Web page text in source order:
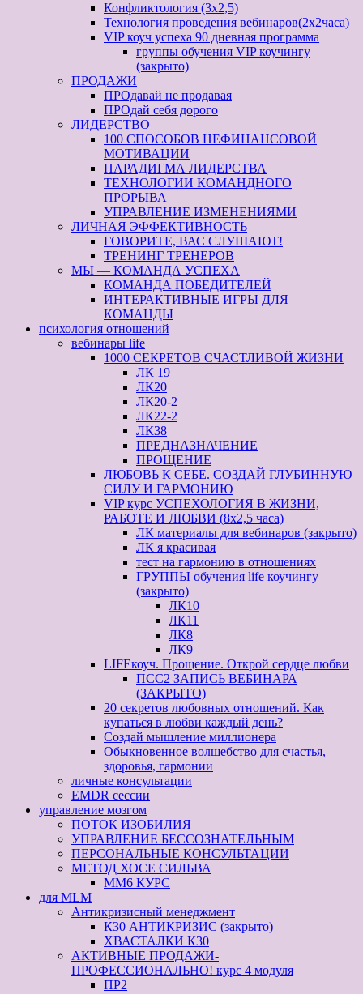
Конфликтология (3х2,5)
Технология проведения вебинаров(2х2часа)
VIP коуч успеха 90 дневная программа
группы обучения VIP коучингу
(закрыто)
ПРОДАЖИ
ПРОдавай не продавая
ПРОдай себя дорого
ЛИДЕРСТВО
100 СПОСОБОВ НЕФИНАНСОВОЙ
МОТИВАЦИИ
ПАРАДИГМА ЛИДЕРСТВА
ТЕХНОЛОГИИ КОМАНДНОГО
ПРОРЫВА
УПРАВЛЕНИЕ ИЗМЕНЕНИЯМИ
ЛИЧНАЯ ЭФФЕКТИВНОСТЬ
ГОВОРИТЕ, ВАС СЛУШАЮТ!
ТРЕНИНГ ТРЕНЕРОВ
МЫ — КОМАНДА УСПЕХА
КОМАНДА ПОБЕДИТЕЛЕЙ
ИНТЕРАКТИВНЫЕ ИГРЫ ДЛЯ
КОМАНДЫ
психология отношений
вебинары life
1000 СЕКРЕТОВ СЧАСТЛИВОЙ ЖИЗНИ
ЛК 19
ЛК20
ЛК20-2
ЛК22-2
ЛК38
ПРЕДНАЗНАЧЕНИЕ
ПРОЩЕНИЕ
ЛЮБОВЬ К СЕБЕ. СОЗДАЙ ГЛУБИННУЮ
СИЛУ И ГАРМОНИЮ
VIP курс УСПЕХОЛОГИЯ В ЖИЗНИ,
РАБОТЕ И ЛЮБВИ (8х2,5 часа)
ЛК материалы для вебинаров (закрыто)
ЛК я красивая
тест на гармонию в отношениях
ГРУППЫ обучения life коучингу
(закрыто)
ЛК10
ЛК11
ЛК8
ЛК9
LIFEкоуч. Прощение. Открой сердце любви
ПСС2 ЗАПИСЬ ВЕБИНАРА
(ЗАКРЫТО)
20 секретов любовных отношений. Как
купаться в любви каждый день?
Создай мышление миллионера
Обыкновенное волшебство для счастья,
здоровья, гармонии
личные консультации
EMDR сессии
управление мозгом
ПОТОК ИЗОБИЛИЯ
УПРАВЛЕНИЕ БЕССОЗНАТЕЛЬНЫМ
ПЕРСОНАЛЬНЫЕ КОНСУЛЬТАЦИИ
МЕТОД ХОСЕ СИЛЬВА
ММ6 КУРС
для MLM
Антикризисный менеджмент
К30 АНТИКРИЗИС (закрыто)
ХВАСТАЛКИ К30
АКТИВНЫЕ ПРОДАЖИ-
ПРОФЕССИОНАЛЬНО! курс 4 модуля
ПР2